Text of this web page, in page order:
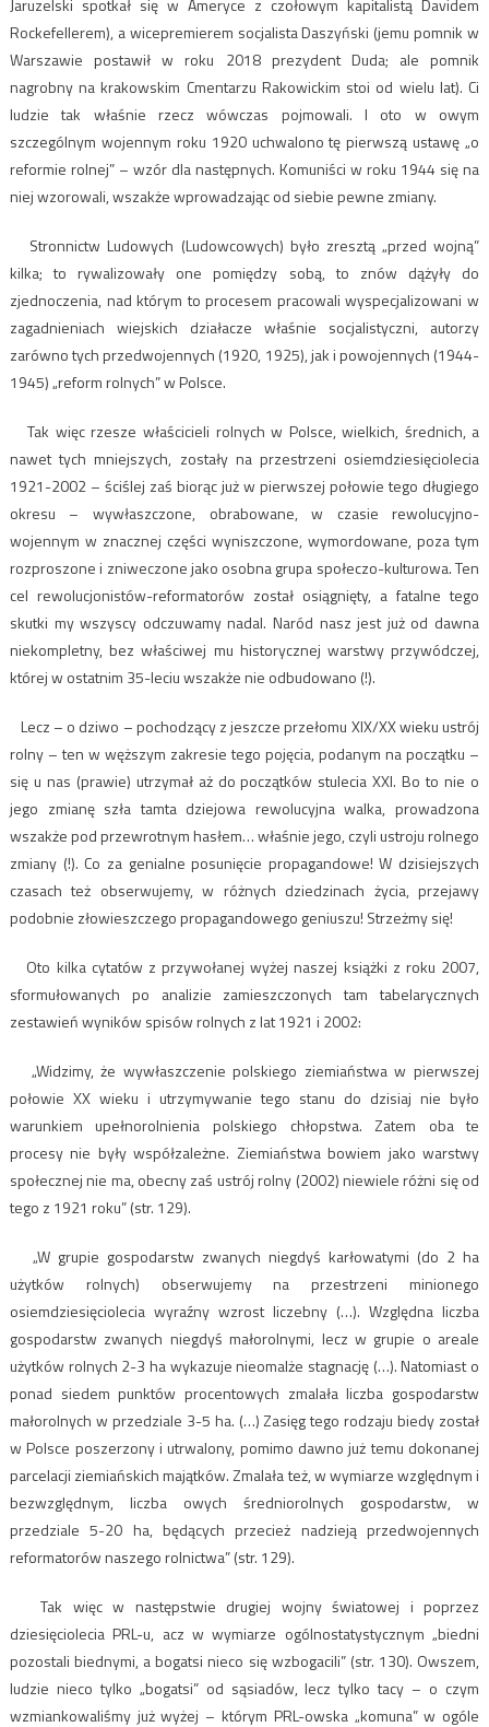
Jaruzelski spotkał się w Ameryce z czołowym kapitalistą Davidem
Rockefellerem), a wicepremierem socjalista Daszyński (jemu pomnik w
Warszawie postawił w roku 2018 prezydent Duda; ale pomnik
nagrobny na krakowskim Cmentarzu Rakowickim stoi od wielu lat). Ci
ludzie tak właśnie rzecz wówczas pojmowali. I oto w owym
szczególnym wojennym roku 1920 uchwalono tę pierwszą ustawę „o
reformie rolnej” – wzór dla następnych. Komuniści w roku 1944 się na
niej wzorowali, wszakże wprowadzając od siebie pewne zmiany.
Stronnictw Ludowych (Ludowcowych) było zresztą „przed wojną”
kilka; to rywalizowały one pomiędzy sobą, to znów dążyły do
zjednoczenia, nad którym to procesem pracowali wyspecjalizowani w
zagadnieniach wiejskich działacze właśnie socjalistyczni, autorzy
zarówno tych przedwojennych (1920, 1925), jak i powojennych (1944-
1945) „reform rolnych” w Polsce.
Tak więc rzesze właścicieli rolnych w Polsce, wielkich, średnich, a
nawet tych mniejszych, zostały na przestrzeni osiemdziesięciolecia
1921-2002 – ściślej zaś biorąc już w pierwszej połowie tego długiego
okresu – wywłaszczone, obrabowane, w czasie rewolucyjno-
wojennym w znacznej części wyniszczone, wymordowane, poza tym
rozproszone i zniweczone jako osobna grupa społeczo-kulturowa. Ten
cel rewolucjonistów-reformatorów został osiągnięty, a fatalne tego
skutki my wszyscy odczuwamy nadal. Naród nasz jest już od dawna
niekompletny, bez właściwej mu historycznej warstwy przywódczej,
której w ostatnim 35-leciu wszakże nie odbudowano (!).
Lecz – o dziwo – pochodzący z jeszcze przełomu XIX/XX wieku ustrój
rolny – ten w węższym zakresie tego pojęcia, podanym na początku –
się u nas (prawie) utrzymał aż do początków stulecia XXI. Bo to nie o
jego zmianę szła tamta dziejowa rewolucyjna walka, prowadzona
wszakże pod przewrotnym hasłem… właśnie jego, czyli ustroju rolnego
zmiany (!). Co za genialne posunięcie propagandowe! W dzisiejszych
czasach też obserwujemy, w różnych dziedzinach życia, przejawy
podobnie złowieszczego propagandowego geniuszu! Strzeżmy się!
Oto kilka cytatów z przywołanej wyżej naszej książki z roku 2007,
sformułowanych po analizie zamieszczonych tam tabelarycznych
zestawień wyników spisów rolnych z lat 1921 i 2002:
„Widzimy, że wywłaszczenie polskiego ziemiaństwa w pierwszej
połowie XX wieku i utrzymywanie tego stanu do dzisiaj nie było
warunkiem upełnorolnienia polskiego chłopstwa. Zatem oba te
procesy nie były współzależne. Ziemiaństwa bowiem jako warstwy
społecznej nie ma, obecny zaś ustrój rolny (2002) niewiele różni się od
tego z 1921 roku” (str. 129).
„W grupie gospodarstw zwanych niegdyś karłowatymi (do 2 ha
użytków rolnych) obserwujemy na przestrzeni minionego
osiemdziesięciolecia wyraźny wzrost liczebny (…). Względna liczba
gospodarstw zwanych niegdyś małorolnymi, lecz w grupie o areale
użytków rolnych 2-3 ha wykazuje nieomalże stagnację (…). Natomiast o
ponad siedem punktów procentowych zmalała liczba gospodarstw
małorolnych w przedziale 3-5 ha. (…) Zasięg tego rodzaju biedy został
w Polsce poszerzony i utrwalony, pomimo dawno już temu dokonanej
parcelacji ziemiańskich majątków. Zmalała też, w wymiarze względnym i
bezwzględnym, liczba owych średniorolnych gospodarstw, w
przedziale 5-20 ha, będących przecież nadzieją przedwojennych
reformatorów naszego rolnictwa” (str. 129).
Tak więc w następstwie drugiej wojny światowej i poprzez
dziesięciolecia PRL-u, acz w wymiarze ogólnostatystycznym „biedni
pozostali biednymi, a bogatsi nieco się wzbogacili” (str. 130). Owszem,
ludzie nieco tylko „bogatsi” od sąsiadów, lecz tylko tacy – o czym
wzmiankowaliśmy już wyżej – którym PRL-owska „komuna” w ogóle